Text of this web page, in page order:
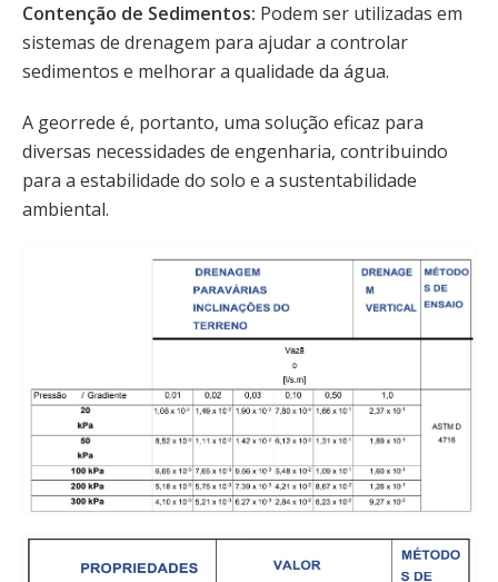
Contenção de Sedimentos: Podem ser utilizadas em
sistemas de drenagem para ajudar a controlar
sedimentos e melhorar a qualidade da água.
A georrede é, portanto, uma solução eficaz para
diversas necessidades de engenharia, contribuindo
para a estabilidade do solo e a sustentabilidade
ambiental.